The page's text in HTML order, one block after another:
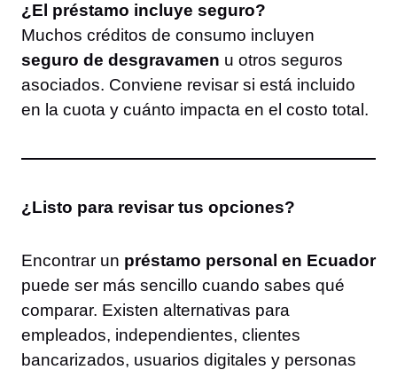
¿El préstamo incluye seguro?
Muchos créditos de consumo incluyen
seguro de desgravamen u otros seguros
asociados. Conviene revisar si está incluido
en la cuota y cuánto impacta en el costo total.
¿Listo para revisar tus opciones?
Encontrar un préstamo personal en Ecuador
puede ser más sencillo cuando sabes qué
comparar. Existen alternativas para
empleados, independientes, clientes
bancarizados, usuarios digitales y personas